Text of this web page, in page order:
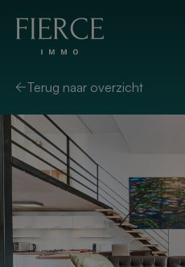
Terug naar overzicht